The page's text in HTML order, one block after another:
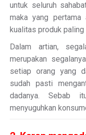
untuk seluruh
maka yang pertama
kualitas produk paling
Dalam artian,
merupakan
setiap orang yang
sudah pasti
dadanya. Sebab
menyuguhkan